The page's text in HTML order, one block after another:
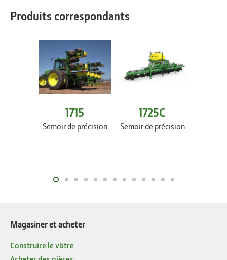
Produits correspondants
1715
Semoir de précision
1725C
Semoir de précision
Magasiner et acheter
Construire le vôtre